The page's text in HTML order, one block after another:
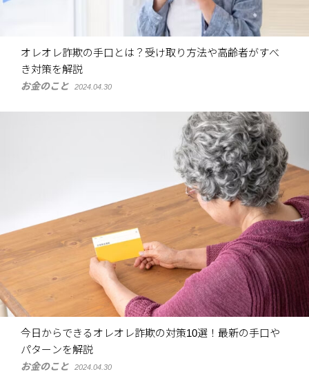
オレオレ詐欺の手口とは？受け取り方法や高齢者がすべ
き対策を解説
お金のこと 2024.04.30
今日からできるオレオレ詐欺の対策10選！最新の手口や
パターンを解説
お金のこと 2024.04.30